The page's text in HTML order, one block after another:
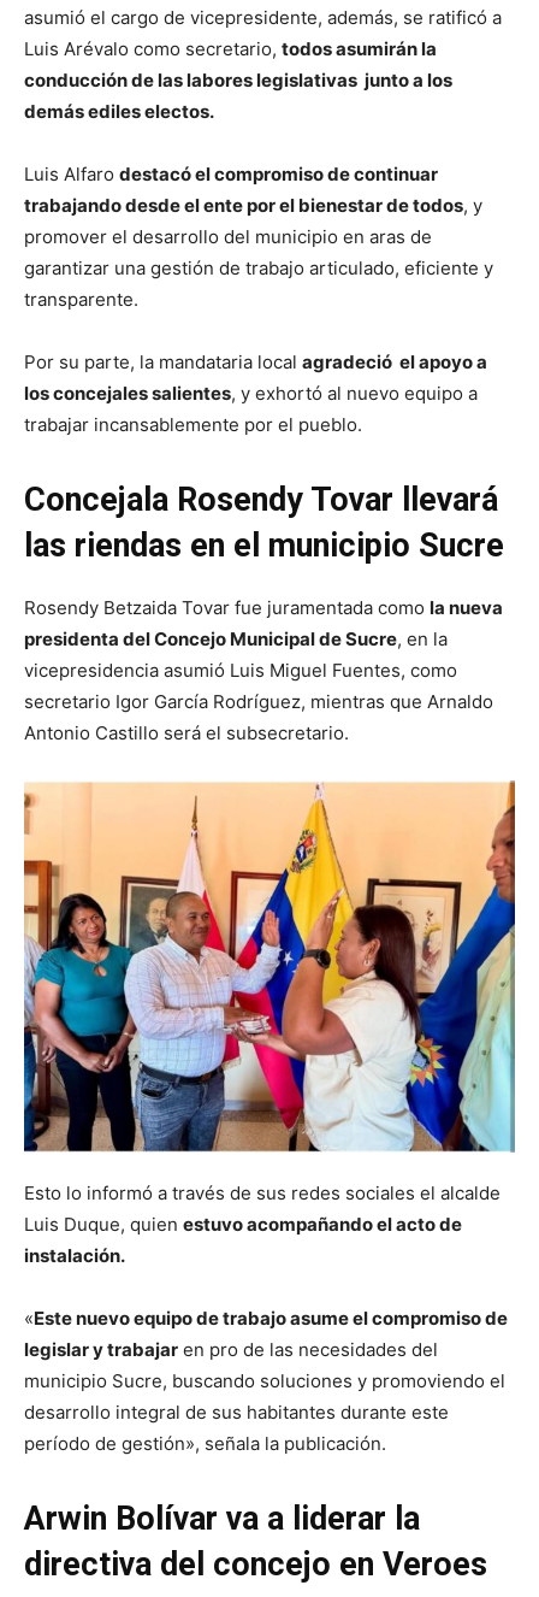
asumió el cargo de vicepresidente, además, se ratificó a
Luis Arévalo como secretario, todos asumirán la
conducción de las labores legislativas junto a los
demás ediles electos.
Luis Alfaro destacó el compromiso de continuar
trabajando desde el ente por el bienestar de todos, y
promover el desarrollo del municipio en aras de
garantizar una gestión de trabajo articulado, eficiente y
transparente.
Por su parte, la mandataria local agradeció el apoyo a
los concejales salientes, y exhortó al nuevo equipo a
trabajar incansablemente por el pueblo.
Concejala Rosendy Tovar llevará
las riendas en el municipio Sucre
Rosendy Betzaida Tovar fue juramentada como la nueva
presidenta del Concejo Municipal de Sucre, en la
vicepresidencia asumió Luis Miguel Fuentes, como
secretario Igor García Rodríguez, mientras que Arnaldo
Antonio Castillo será el subsecretario.
Esto lo informó a través de sus redes sociales el alcalde
Luis Duque, quien estuvo acompañando el acto de
instalación.
«Este nuevo equipo de trabajo asume el compromiso de
legislar y trabajar en pro de las necesidades del
municipio Sucre, buscando soluciones y promoviendo el
desarrollo integral de sus habitantes durante este
período de gestión», señala la publicación.
Arwin Bolívar va a liderar la
directiva del concejo en Veroes